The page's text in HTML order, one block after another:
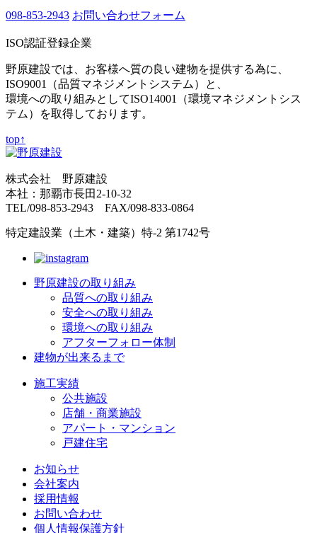
098-853-2943 お問い合わせフォーム
ISO認証登録企業
野原建設では、お客様へ質の良い建物を提供する為に、
ISO9001（品質マネジメントシステム）と、
環境への取り組みとしてISO14001（環境マネジメントシス
テム）を取得しております。
top↑
株式会社 野原建設
本社：那覇市長田2-10-32
TEL/098-853-2943 FAX/098-833-0864
特定建設業（土木・建築）特-2 第1742号
野原建設の取り組み
品質への取り組み
安全への取り組み
環境への取り組み
アフターフォロー体制
建物が出来るまで
施工実績
公共施設
店舗・商業施設
アパート・マンション
戸建住宅
お知らせ
会社案内
採用情報
お問い合わせ
個人情報保護方針